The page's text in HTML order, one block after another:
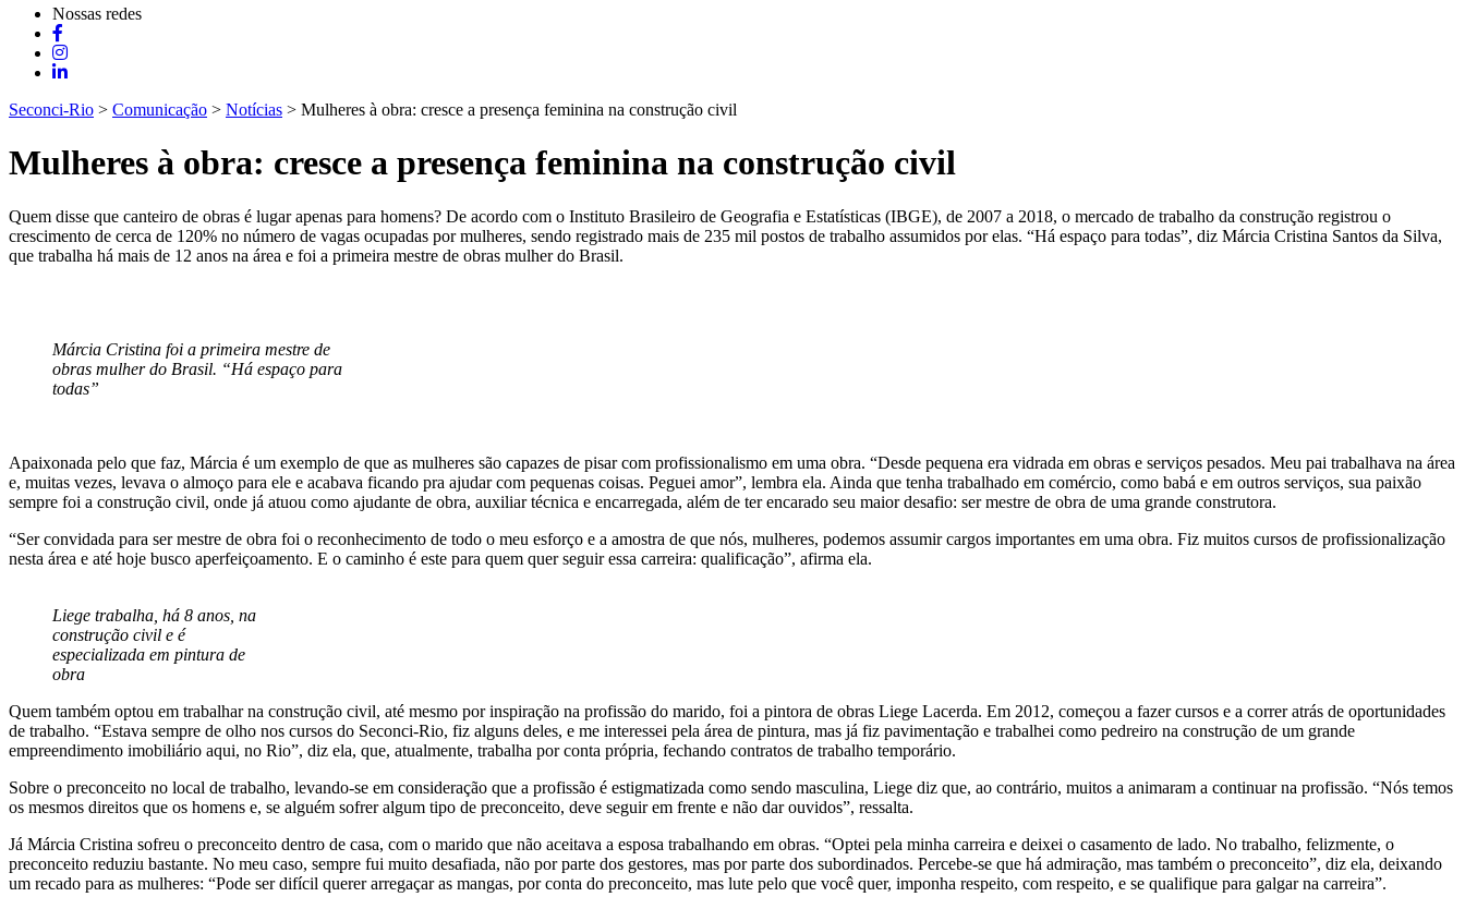
Nossas redes
Seconci-Rio > Comunicação > Notícias > Mulheres à obra: cresce a presença feminina na construção civil
Mulheres à obra: cresce a presença feminina na construção civil
Quem disse que canteiro de obras é lugar apenas para homens? De acordo com o Instituto Brasileiro de Geografia e Estatísticas (IBGE), de 2007 a 2018, o mercado de trabalho da construção registrou o
crescimento de cerca de 120% no número de vagas ocupadas por mulheres, sendo registrado mais de 235 mil postos de trabalho assumidos por elas. “Há espaço para todas”, diz Márcia Cristina Santos da Silva,
que trabalha há mais de 12 anos na área e foi a primeira mestre de obras mulher do Brasil.
Márcia Cristina foi a primeira mestre de
obras mulher do Brasil. “Há espaço para
todas”
Apaixonada pelo que faz, Márcia é um exemplo de que as mulheres são capazes de pisar com profissionalismo em uma obra. “Desde pequena era vidrada em obras e serviços pesados. Meu pai trabalhava na área
e, muitas vezes, levava o almoço para ele e acabava ficando pra ajudar com pequenas coisas. Peguei amor”, lembra ela. Ainda que tenha trabalhado em comércio, como babá e em outros serviços, sua paixão
sempre foi a construção civil, onde já atuou como ajudante de obra, auxiliar técnica e encarregada, além de ter encarado seu maior desafio: ser mestre de obra de uma grande construtora.
“Ser convidada para ser mestre de obra foi o reconhecimento de todo o meu esforço e a amostra de que nós, mulheres, podemos assumir cargos importantes em uma obra. Fiz muitos cursos de profissionalização
nesta área e até hoje busco aperfeiçoamento. E o caminho é este para quem quer seguir essa carreira: qualificação”, afirma ela.
Liege trabalha, há 8 anos, na
construção civil e é
especializada em pintura de
obra
Quem também optou em trabalhar na construção civil, até mesmo por inspiração na profissão do marido, foi a pintora de obras Liege Lacerda. Em 2012, começou a fazer cursos e a correr atrás de oportunidades
de trabalho. “Estava sempre de olho nos cursos do Seconci-Rio, fiz alguns deles, e me interessei pela área de pintura, mas já fiz pavimentação e trabalhei como pedreiro na construção de um grande
empreendimento imobiliário aqui, no Rio”, diz ela, que, atualmente, trabalha por conta própria, fechando contratos de trabalho temporário.
Sobre o preconceito no local de trabalho, levando-se em consideração que a profissão é estigmatizada como sendo masculina, Liege diz que, ao contrário, muitos a animaram a continuar na profissão. “Nós temos
os mesmos direitos que os homens e, se alguém sofrer algum tipo de preconceito, deve seguir em frente e não dar ouvidos”, ressalta.
Já Márcia Cristina sofreu o preconceito dentro de casa, com o marido que não aceitava a esposa trabalhando em obras. “Optei pela minha carreira e deixei o casamento de lado. No trabalho, felizmente, o
preconceito reduziu bastante. No meu caso, sempre fui muito desafiada, não por parte dos gestores, mas por parte dos subordinados. Percebe-se que há admiração, mas também o preconceito”, diz ela, deixando
um recado para as mulheres: “Pode ser difícil querer arregaçar as mangas, por conta do preconceito, mas lute pelo que você quer, imponha respeito, com respeito, e se qualifique para galgar na carreira”.